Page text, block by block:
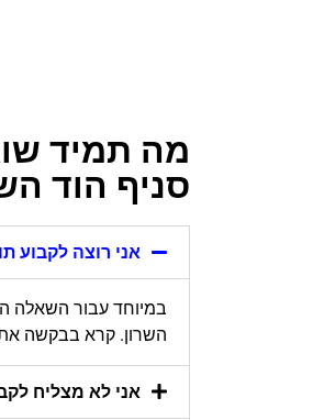
מה תמיד
סניף הוד
אני רוצה לקבוע
במיוחד עבור השאלה
השרון. קרא בבקשה את
אני לא מצליח